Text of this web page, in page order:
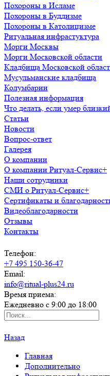
Похороны в Исламе
Похороны в Буддизме
Похороны в Католицизме
Ритуальная инфрастуктура
Морги Москвы
Морги Московской области
Кладбища Московской
Мусульманские кладбища
Колумбарии
Полезная информация
Что делать, если умер
Статьи
Новости
Вопрос-ответ
Галерея
О компании
О компании Ритуал-Сервис+
Наши сотрудники
СМИ о Ритуал-Сервис+
Сертификаты и
Видеоблагодарности
Отзывы
Контакты
Телефон:
+7 495 150-36-47
Email:
info@ritual-plus24.ru
Время приема:
Ежедневно с 9:00 до 18:00
Назад
Главная
Дополнительно